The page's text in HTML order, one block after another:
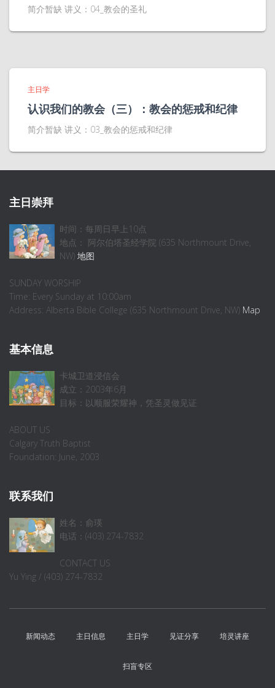
简介暂缺 讲义：04_教会的圣礼
主日学
认识我们的教会（三）：教会的惩戒和纪律
简介暂缺 讲义：03_教会的惩戒和纪律
主日崇拜
时间：每周日早上10点
地点： 阿尔伯塔圣经学院 (635 Northmount Drive,
NW) 地图
SUNDAY WORSHIP
Time: Every Sunday at 10:00am
Address: Alberta Bible College (635 Northmount Drive, NW) Map
基本信息
卡城卫道浸信会
成立：2003年6月
目标：以顺服荣耀神，凭圣灵做见证
ABOUT US
Calgary Truth Baptist
Foundation: June, 2003
联系我们
姓名：俞瑛
电话：(403) 274-7832
CONTACT US
Yu Ying / (403) 274-7832
新闻动态 主日信息 主日学 见证分享 培灵讲座
扫盲专区